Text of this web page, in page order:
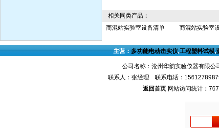
相关同类产品：
商混站实验室设备清单
商混站实验室
主营：多功能电动击实仪,工程塑料试模,
公司名称：沧州华韵实验仪器有限
联系人：张经理 联系电话：
返回首页 网站访问统计：